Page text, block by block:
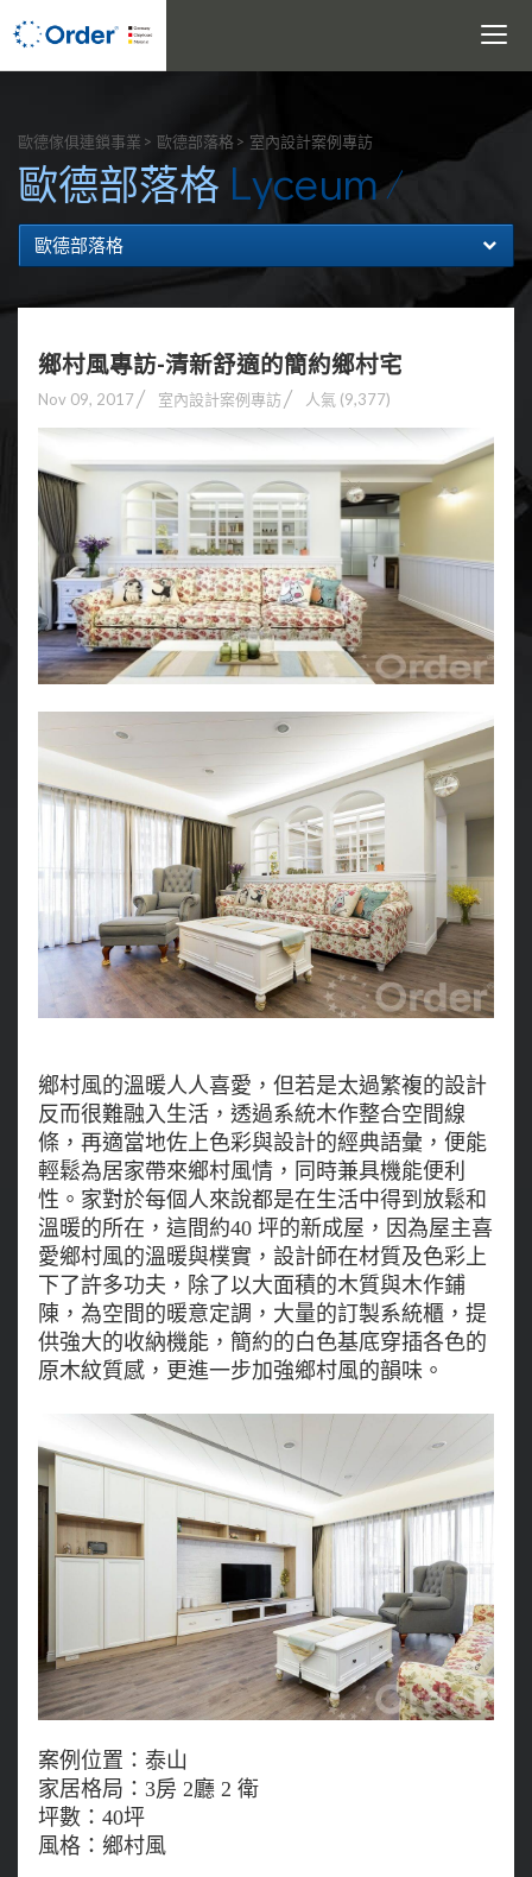
Toggle
歐德傢俱連鎖事業 歐德部落格 室內設計案例專訪
歐德部落格 Lyceum
歐德部落格
鄉村風專訪-清新舒適的簡約鄉村宅
Nov 09, 2017 室內設計案例專訪 人氣 (9,377)
鄉村風的溫暖人人喜愛，但若是太過繁複的設計
反而很難融入生活，透過系統木作整合空間線
條，再適當地佐上色彩與設計的經典語彙，便能
輕鬆為居家帶來鄉村風情，同時兼具機能便利
性。家對於每個人來說都是在生活中得到放鬆和
溫暖的所在，這間約40 坪的新成屋，因為屋主喜
愛鄉村風的溫暖與樸實，設計師在材質及色彩上
下了許多功夫，除了以大面積的木質與木作鋪
陳，為空間的暖意定調，大量的訂製系統櫃，提
供強大的收納機能，簡約的白色基底穿插各色的
原木紋質感，更進一步加強鄉村風的韻味。
案例位置：泰山
家居格局：3房 2廳 2 衛
坪數：40坪
風格：鄉村風